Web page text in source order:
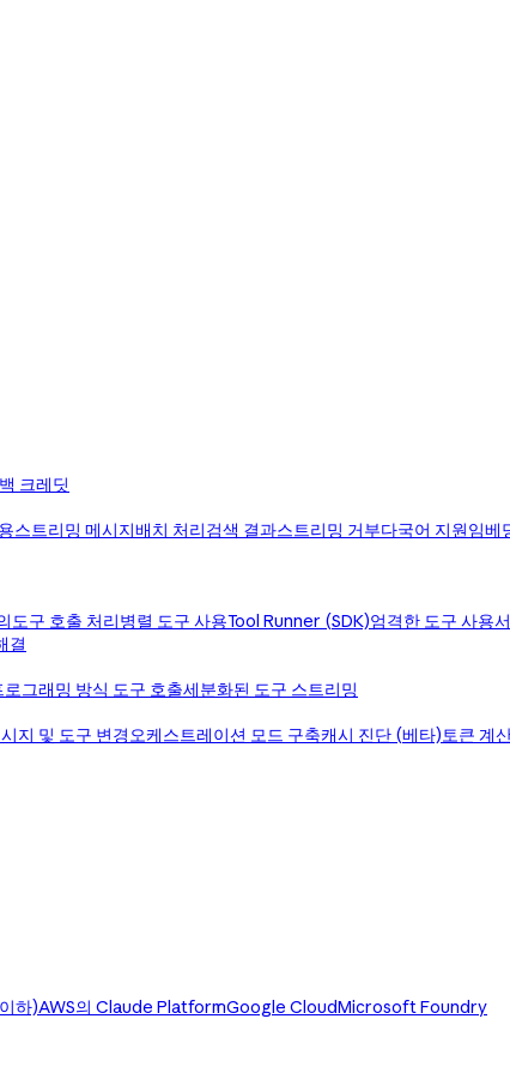
크레딧
스트리밍 메시지배치 처리검색 결과스트리밍 거부다국어 지원임베
도구 호출 처리병렬 도구 사용Tool Runner (SDK)엄격한 도구 사용
결
로그래밍 방식 도구 호출세분화된 도구 스트리밍
지 및 도구 변경오케스트레이션 모드 구축캐시 진단 (베타)토큰 계
하)AWS의 Claude PlatformGoogle CloudMicrosoft Foundry